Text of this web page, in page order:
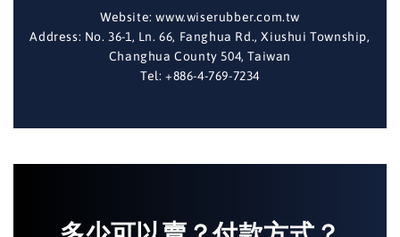
Website: www.wiserubber.com.tw
Address: No. 36-1, Ln. 66, Fanghua Rd., Xiushui Township,
Changhua County 504, Taiwan
Tel: +886-4-769-7234